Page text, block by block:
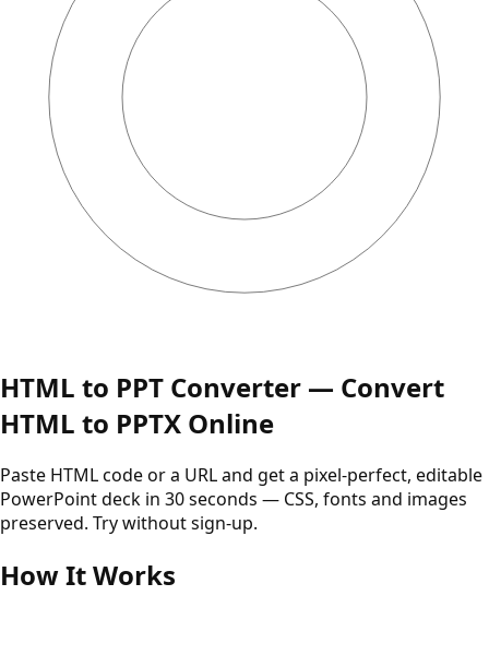
HTML to PPT Converter — Convert
HTML to PPTX Online
Paste HTML code or a URL and get a pixel-perfect, editable
PowerPoint deck in 30 seconds — CSS, fonts and images
preserved. Try without sign-up.
How It Works